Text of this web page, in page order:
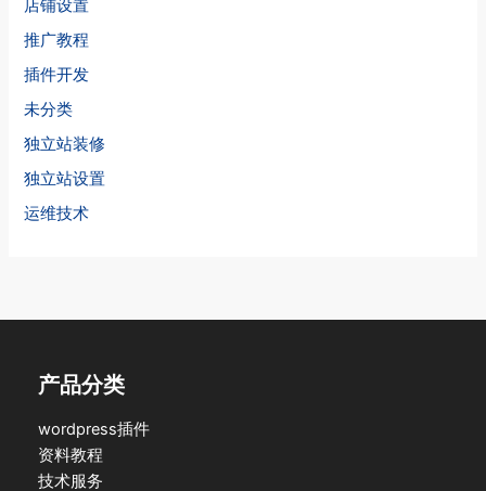
店铺设置
推广教程
插件开发
未分类
独立站装修
独立站设置
运维技术
产品分类
wordpress插件
资料教程
技术服务